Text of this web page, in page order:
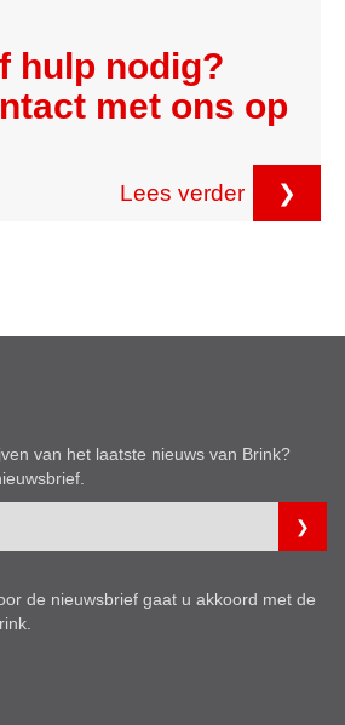
hulp nodig?
met ons op
Lees verder ❯
van het laatste nieuws van Brink?
de nieuwsbrief gaat u akkoord met de